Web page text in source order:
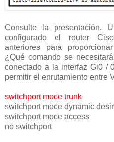
Consulte la presentación.
configurado el router
anteriores para
¿Qué comando se
conectado a la interfaz Gi0 /
permitir el enrutamiento entre
switchport mode trunk
switchport mode dynamic
switchport mode access
no switchport